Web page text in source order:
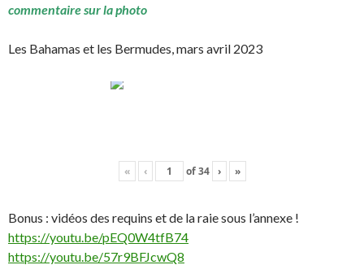
commentaire sur la photo
Les Bahamas et les Bermudes, mars avril 2023
« ‹ of34 › »
Bonus : vidéos des requins et de la raie sous l’annexe !
https://youtu.be/pEQ0W4tfB74
https://youtu.be/57r9BFJcwQ8